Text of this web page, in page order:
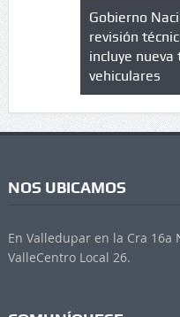
de
Gobierno
revisión
incluye nueva
vehiculares
NOS UBICAMOS
En Valledupar en la Cra 16a
ValleCentro Local 26.